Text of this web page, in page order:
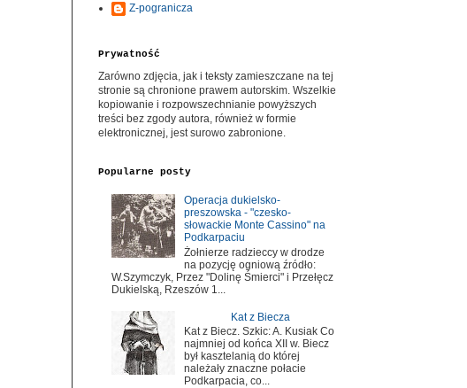
Z-pogranicza
Prywatność
Zarówno zdjęcia, jak i teksty zamieszczane na tej
stronie są chronione prawem autorskim. Wszelkie
kopiowanie i rozpowszechnianie powyższych
treści bez zgody autora, również w formie
elektronicznej, jest surowo zabronione.
Popularne posty
Operacja dukielsko-
preszowska - "czesko-
słowackie Monte Cassino" na
Podkarpaciu
Żołnierze radzieccy w drodze
na pozycję ogniową źródło:
W.Szymczyk, Przez "Dolinę Śmierci" i Przełęcz
Dukielską, Rzeszów 1...
Kat z Biecza
Kat z Biecz. Szkic: A. Kusiak Co
najmniej od końca XII w. Biecz
był kasztelanią do której
należały znaczne połacie
Podkarpacia, co...